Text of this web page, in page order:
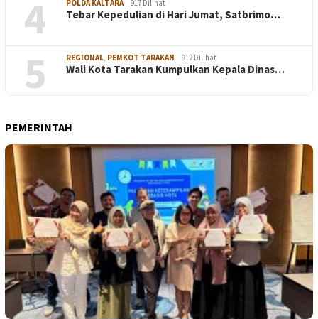
4 POLDA KALTARA 917 Dilihat
Tebar Kepedulian di Hari Jumat, Satbrimo…
5 REGIONAL, PEMKOT TARAKAN 912 Dilihat
Wali Kota Tarakan Kumpulkan Kepala Dinas…
PEMERINTAH